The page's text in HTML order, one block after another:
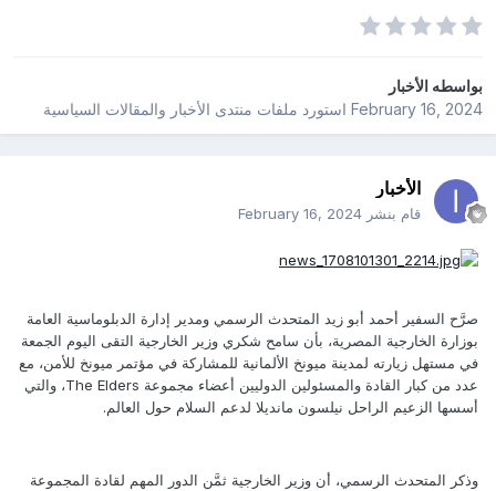
بواسطهالأخبار
February 16, 2024استورد ملفات منتدى الأخبار والمقالات السياسية
الأخبار
قام بنشر February 16, 2024
صرَّح السفير أحمد أبو زيد المتحدث الرسمي ومدير إدارة الدبلوماسية العامة
بوزارة الخارجية المصرية، بأن سامح شكري وزير الخارجية التقى اليوم الجمعة
في مستهل زيارته لمدينة ميونخ الألمانية للمشاركة في مؤتمر ميونخ للأمن، مع
عدد من كبار القادة والمسئولين الدوليين أعضاء مجموعة The Elders، والتي
أسسها الزعيم الراحل نيلسون مانديلا لدعم السلام حول العالم.
وذكر المتحدث الرسمي، أن وزير الخارجية ثمَّن الدور المهم لقادة المجموعة